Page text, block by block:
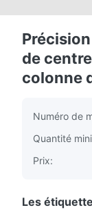
de
colonne
Numéro de
Quantité
Prix:
Les